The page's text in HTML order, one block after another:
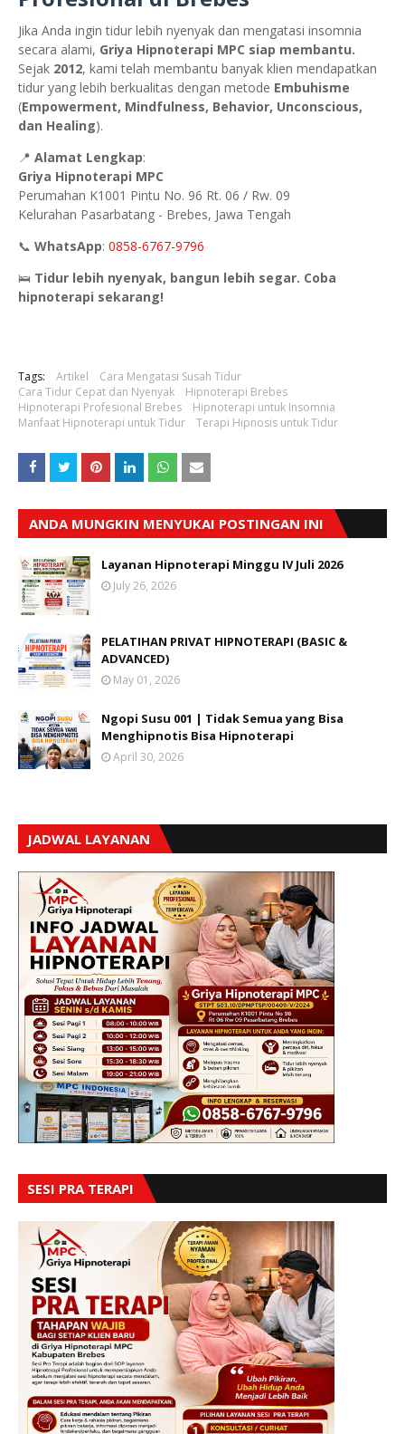
Jika Anda ingin tidur lebih nyenyak dan mengatasi insomnia
secara alami, Griya Hipnoterapi MPC siap membantu.
Sejak 2012, kami telah membantu banyak klien mendapatkan
tidur yang lebih berkualitas dengan metode Embuhisme
(Empowerment, Mindfulness, Behavior, Unconscious,
dan Healing).
📍 Alamat Lengkap:
Griya Hipnoterapi MPC
Perumahan K1001 Pintu No. 96 Rt. 06 / Rw. 09
Kelurahan Pasarbatang - Brebes, Jawa Tengah
📞 WhatsApp: 0858-6767-9796
🛌 Tidur lebih nyenyak, bangun lebih segar. Coba
hipnoterapi sekarang!
Tags: Artikel
Cara Mengatasi Susah Tidur
Cara Tidur Cepat dan Nyenyak
Hipnoterapi Brebes
Hipnoterapi Profesional Brebes
Hipnoterapi untuk Insomnia
Manfaat Hipnoterapi untuk Tidur
Terapi Hipnosis untuk Tidur
ANDA MUNGKIN MENYUKAI POSTINGAN INI
Layanan Hipnoterapi Minggu IV Juli 2026
July 26, 2026
PELATIHAN PRIVAT HIPNOTERAPI (BASIC &
ADVANCED)
May 01, 2026
Ngopi Susu 001 | Tidak Semua yang Bisa
Menghipnotis Bisa Hipnoterapi
April 30, 2026
JADWAL LAYANAN
SESI PRA TERAPI